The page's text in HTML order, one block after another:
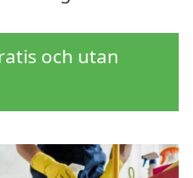
och utan